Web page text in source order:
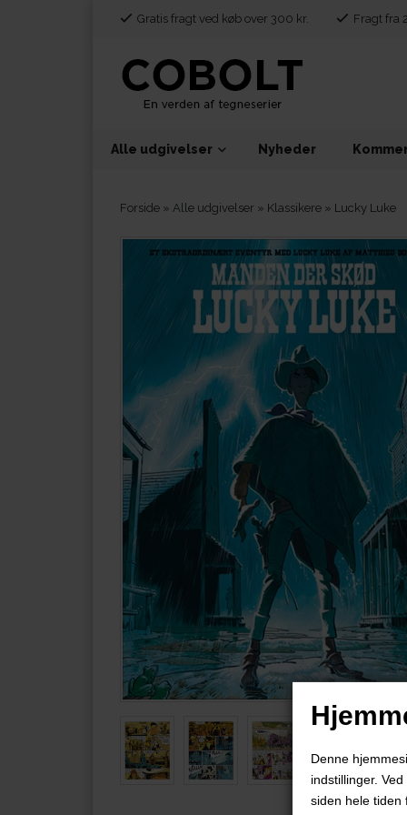
Denne
indstillinger.
siden hele tiden
Gratis fragt ved køb over 300 kr. Fragt fra
Alle udgivelser Nyheder
Forside » Alle udgivelser » Klassikere » Lucky Luke